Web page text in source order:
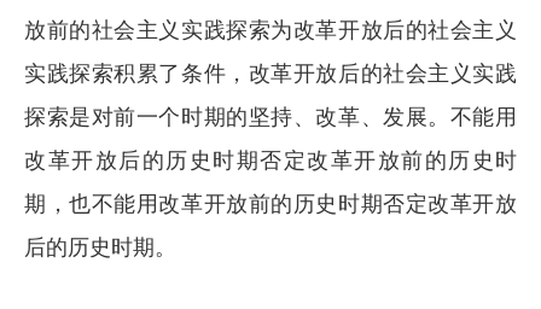
放前的社会主义实践探索为改革开放后的社会主义
实践探索积累了条件，改革开放后的社会主义实践
探索是对前一个时期的坚持、改革、发展。不能用
改革开放后的历史时期否定改革开放前的历史时
期，也不能用改革开放前的历史时期否定改革开放
后的历史时期。